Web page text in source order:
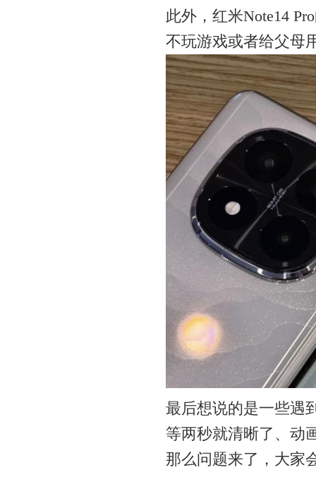
此外，红米Note14
不玩游戏或者给父母
最后想说的是一些遇
等两秒就清晰了、动
那么问题来了，大家